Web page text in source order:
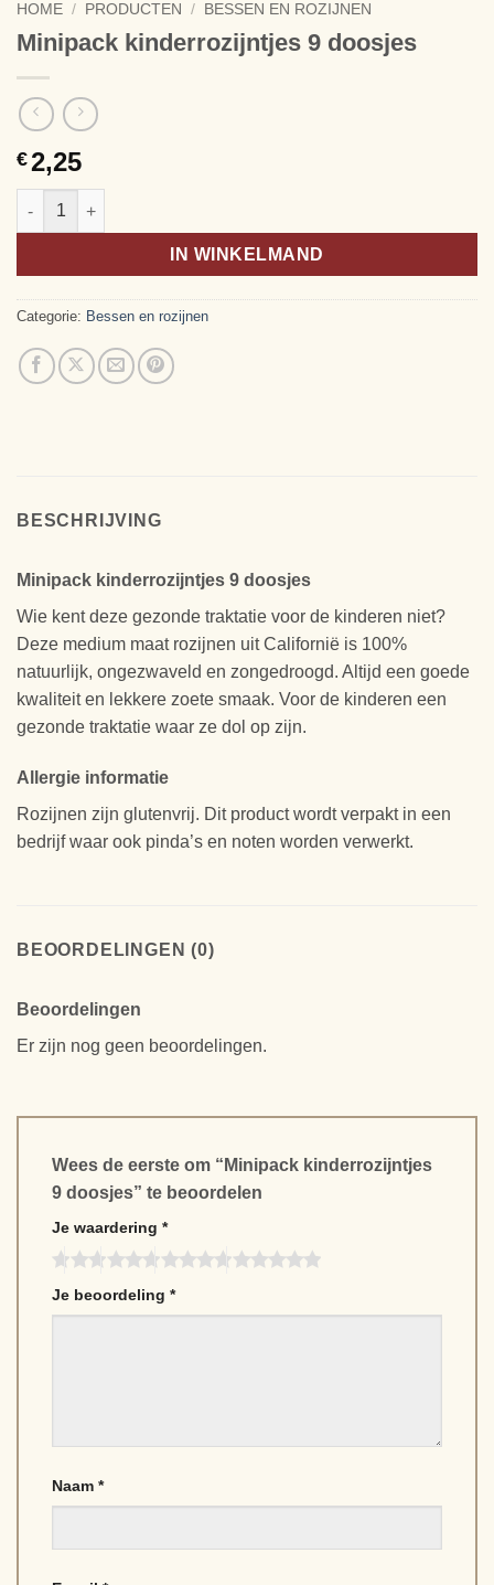
HOME / PRODUCTEN / BESSEN EN ROZIJNEN
Minipack kinderrozijntjes 9 doosjes
€2,25
Minipack kinderrozijntjes 9 doosjes aantal
IN WINKELMAND
Alternative:
Categorie: Bessen en rozijnen
BESCHRIJVING
Minipack kinderrozijntjes 9 doosjes
Wie kent deze gezonde traktatie voor de kinderen niet?
Deze medium maat rozijnen uit Californië is 100%
natuurlijk, ongezwaveld en zongedroogd. Altijd een goede
kwaliteit en lekkere zoete smaak. Voor de kinderen een
gezonde traktatie waar ze dol op zijn.
Allergie informatie
Rozijnen zijn glutenvrij. Dit product wordt verpakt in een
bedrijf waar ook pinda’s en noten worden verwerkt.
BEOORDELINGEN (0)
Beoordelingen
Er zijn nog geen beoordelingen.
Wees de eerste om “Minipack kinderrozijntjes
9 doosjes” te beoordelen
Je waardering *
Je beoordeling *
Naam *